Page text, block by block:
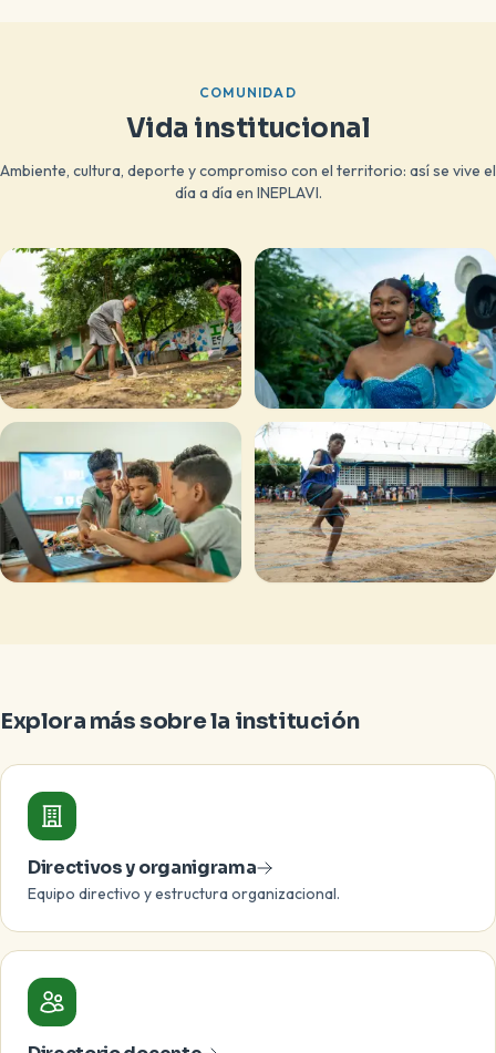
COMUNIDAD
Vida institucional
Ambiente, cultura, deporte y compromiso con el territorio: así se vive el
día a día en INEPLAVI.
Explora más sobre la institución
Directivos y organigrama
Equipo directivo y estructura organizacional.